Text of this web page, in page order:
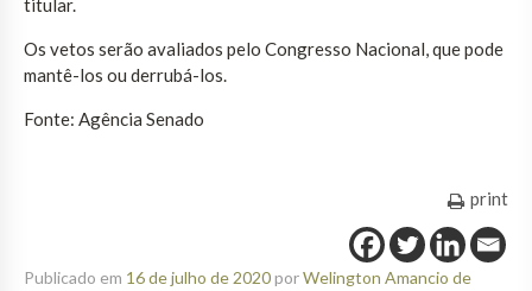
titular.
Os vetos serão avaliados pelo Congresso Nacional, que pode
mantê-los ou derrubá-los.
Fonte: Agência Senado
print
Publicado em 16 de julho de 2020porWelington Amancio de